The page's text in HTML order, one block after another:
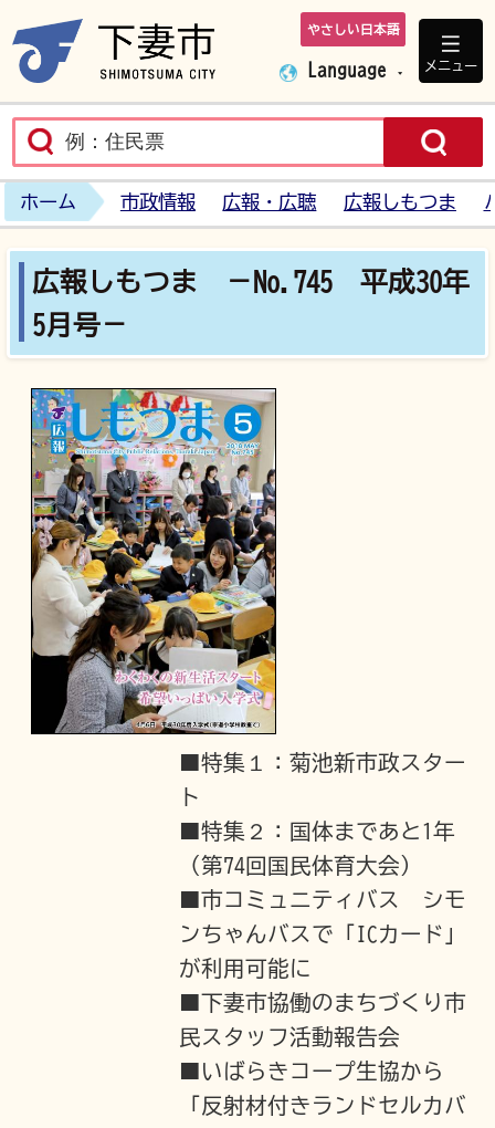
下妻市ホームペ
やさしい日本語
Language メニュー
ホーム 市政情報 広報・広聴 広報しもつま
広報しもつま －No.745 平成30年
5月号－
■特集１：菊池新市政スター
ト
■特集２：国体まであと1年
（第74回国民体育大会）
■市コミュニティバス シモ
ンちゃんバスで「ICカード」
が利用可能に
■下妻市協働のまちづくり市
民スタッフ活動報告会
■いばらきコープ生協から
「反射材付きランドセルカバ